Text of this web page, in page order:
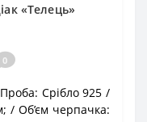
«Телець»
0
Проба: Срібло 925
Об’єм черпачка: